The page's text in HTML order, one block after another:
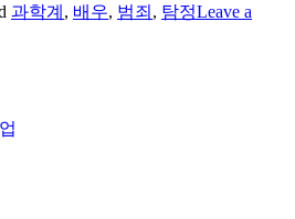
과학계 , 배우, 범죄 , 탐정Leave a